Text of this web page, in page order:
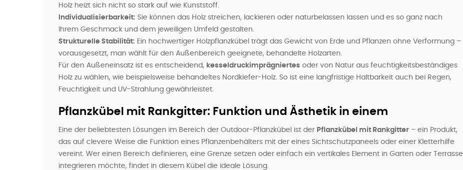
Holz heizt sich nicht so stark auf wie Kunststoff.
Individualisierbarkeit: Sie können das Holz streichen, lackieren oder naturbelassen lassen und es so ganz nach
Ihrem Geschmack und dem jeweiligen Umfeld gestalten.
Strukturelle Stabilität: Ein hochwertiger Holzpflanzkübel trägt das Gewicht von Erde und Pflanzen ohne Verformung –
vorausgesetzt, man wählt für den Außenbereich geeignete, behandelte Holzarten.
Für den Außeneinsatz ist es entscheidend, kesseldruckimprägniertes oder von Natur aus feuchtigkeitsbeständiges
Holz zu wählen, wie beispielsweise behandeltes Nordkiefer-Holz. So ist eine langfristige Haltbarkeit auch bei Regen,
Feuchtigkeit und UV-Strahlung gewährleistet.
Pflanzkübel mit Rankgitter: Funktion und Ästhetik in einem
Eine der beliebtesten Lösungen im Bereich der Outdoor-Pflanzkübel ist der Pflanzkübel mit Rankgitter – ein Produkt,
das auf clevere Weise die Funktion eines Pflanzenbehälters mit der eines Sichtschutzpaneels oder einer Kletterhilfe
vereint. Wer einen Bereich definieren, eine Grenze setzen oder einfach ein vertikales Element in Garten oder Terrasse
integrieren möchte, findet in diesem Kübel die ideale Lösung.